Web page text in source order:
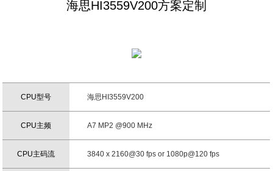
海思HI3559V200方案定制
CPU型号 海思HI3559V200
CPU主频 A7 MP2 @900 MHz
CPU主码流 3840 x 2160@30 fps or 1080p@120 fps